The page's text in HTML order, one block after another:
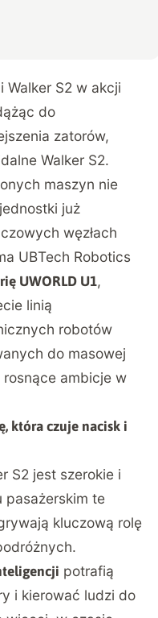
S2 w akcji
do
zatorów,
Walker S2.
maszyn nie
już
węzłach
UBTech Robotics
UWORLD U1,
linią
robotów
do masowej
ambicje w
która czuje nacisk i
S2 jest szerokie i
pasażerskim te
kluczową rolę
potrafią
i kierować ludzi do